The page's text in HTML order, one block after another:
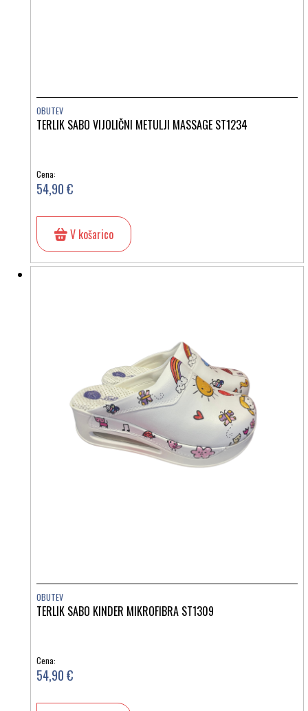
OBUTEV
TERLIK SABO VIJOLIČNI METULJI MASSAGE ST1234
Cena:
54,90 €
V košarico
OBUTEV
TERLIK SABO KINDER MIKROFIBRA ST1309
Cena:
54,90 €